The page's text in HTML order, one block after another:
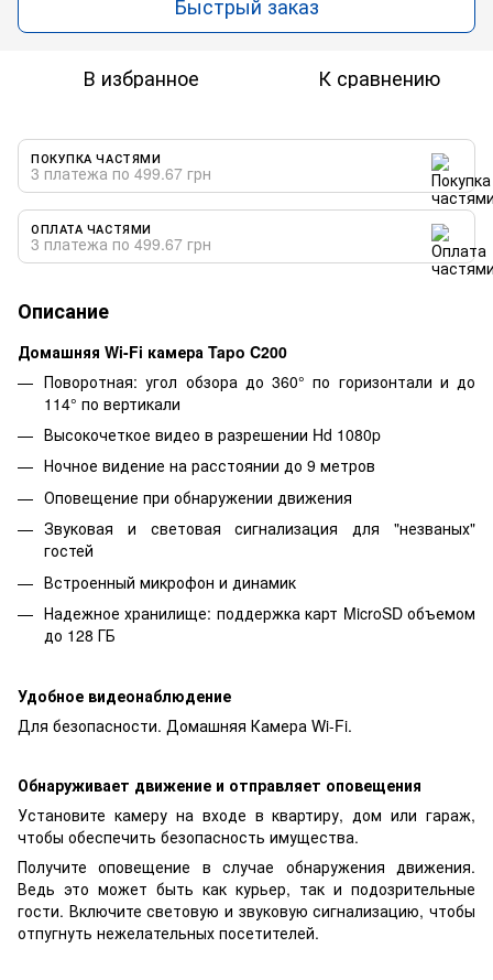
В избранное К сравнению
ПОКУПКА ЧАСТЯМИ
3 платежа по 499.67 грн
ОПЛАТА ЧАСТЯМИ
3 платежа по 499.67 грн
Описание
Домашняя Wi-Fi камера Tapo C200
Поворотная: угол обзора до 360° по горизонтали и до
114° по вертикали
Высокочеткое видео в разрешении Hd 1080p
Ночное видение на расстоянии до 9 метров
Оповещение при обнаружении движения
Звуковая и световая сигнализация для "незваных"
гостей
Встроенный микрофон и динамик
Надежное хранилище: поддержка карт MicroSD объемом
до 128 ГБ
Удобное видеонаблюдение
Для безопасности. Домашняя Камера Wi-Fi.
Обнаруживает движение и отправляет оповещения
Установите камеру на входе в квартиру, дом или гараж,
чтобы обеспечить безопасность имущества.
Получите оповещение в случае обнаружения движения.
Ведь это может быть как курьер, так и подозрительные
гости. Включите световую и звуковую сигнализацию, чтобы
отпугнуть нежелательных посетителей.